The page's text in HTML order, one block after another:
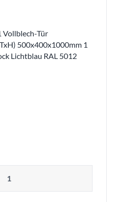
Vollblech-Tür
500x400x1000mm 1
Lichtblau RAL 5012